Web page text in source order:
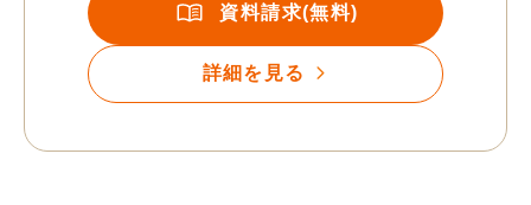
資料請求(無料)
詳細を見る